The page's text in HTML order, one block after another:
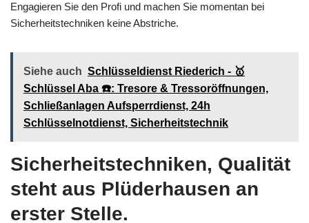
Engagieren Sie den Profi und machen Sie momentan bei
Sicherheitstechniken keine Abstriche.
Siehe auch Schlüsseldienst Riederich - 🥇
Schlüssel Aba ☎️: Tresore & Tressoröffnungen,
Schließanlagen Aufsperrdienst, 24h
Schlüsselnotdienst, Sicherheitstechnik
Sicherheitstechniken, Qualität
steht aus Plüderhausen an
erster Stelle.